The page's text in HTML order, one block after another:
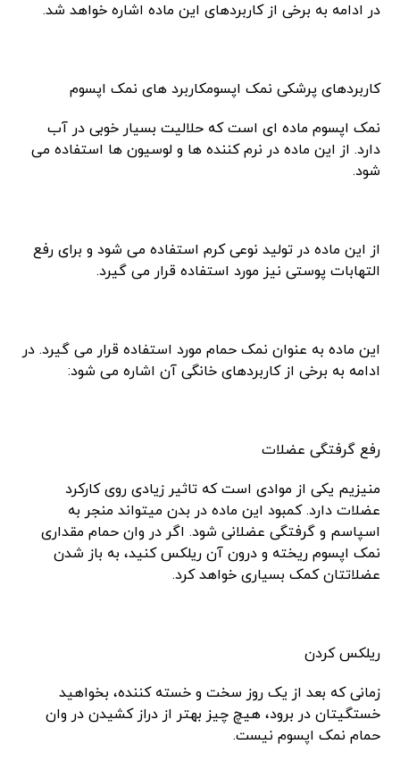
در ادامه به برخی از کاربردهای این ماده اشاره خواهد شد.
کاربردهای پرشکی نمک اپسومکاربرد های نمک اپسوم
نمک اپسوم ماده ای است که حلالیت بسیار خوبی در آب
دارد. از این ماده در نرم کننده ها و لوسیون ها استفاده می
شود.
از این ماده در تولید نوعی کرم استفاده می شود و برای رفع
التهابات پوستی نیز مورد استفاده قرار می گیرد.
این ماده به عنوان نمک حمام مورد استفاده قرار می گیرد. در
ادامه به برخی از کاربردهای خانگی آن اشاره می شود:
رفع گرفتگی عضلات
منیزیم یکی از موادی است که تاثیر زیادی روی کارکرد
عضلات دارد. کمبود این ماده در بدن میتواند منجر به
اسپاسم و گرفتگی عضلانی شود. اگر در وان حمام مقداری
نمک اپسوم ریخته و درون آن ریلکس کنید، به باز شدن
عضلاتتان کمک بسیاری خواهد کرد.
ریلکس کردن
زمانی که بعد از یک روز سخت و خسته کننده، بخواهید
خستگیتان در برود، هیچ چیز بهتر از دراز کشیدن در وان
حمام نمک اپسوم نیست.